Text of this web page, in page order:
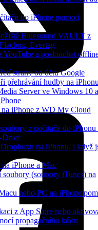
do iPhone pomocí
Bluesound VAULT z
Evertag
YouTube a poslouchat
strany od účtu Google
přehrávání hudby na
Server ve Windows 10 a
na iPhone z WD My Cloud
z počítače do iPhonu
Drive
na iPhonu, i když
iPhone a Mac
(soubory iTunes) na
nebo PC na iPhone
z App Store nebo
propagačního kódu